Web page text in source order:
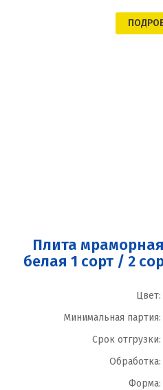
Плита
белая 1 сорт / 2
Цвет:
Минимальная партия:
Срок отгрузки:
Обработка:
Форма: